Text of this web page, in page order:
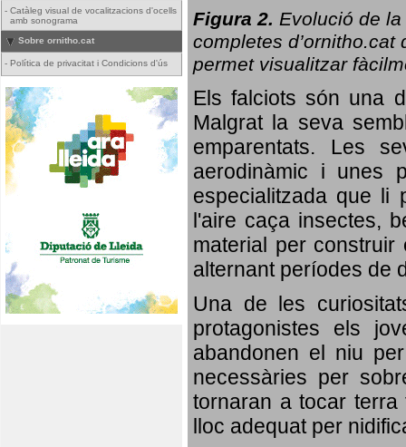
- Catàleg visual de vocalitzacions d'ocells
amb sonograma
Sobre ornitho.cat
- Política de privacitat i Condicions d'ús
Figura 2. Evolució de la
completes d’ornitho.cat
permet visualitzar
Els falciots són una
Malgrat la seva
emparentats. Les
aerodinàmic i unes
especialitzada que li
l'aire caça insectes,
material per
alternant períodes de
Una de les
protagonistes els
abandonen el niu
necessàries per
tornaran a tocar
lloc adequat per